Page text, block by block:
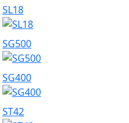
SL18
SG500
SG400
ST42